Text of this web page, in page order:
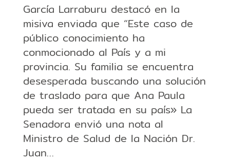
García Larraburu destacó en la
misiva enviada que “Este caso de
público conocimiento ha
conmocionado al País y a mi
provincia. Su familia se encuentra
desesperada buscando una solución
de traslado para que Ana Paula
pueda ser tratada en su país» La
Senadora envió una nota al
Ministro de Salud de la Nación Dr.
Juan…